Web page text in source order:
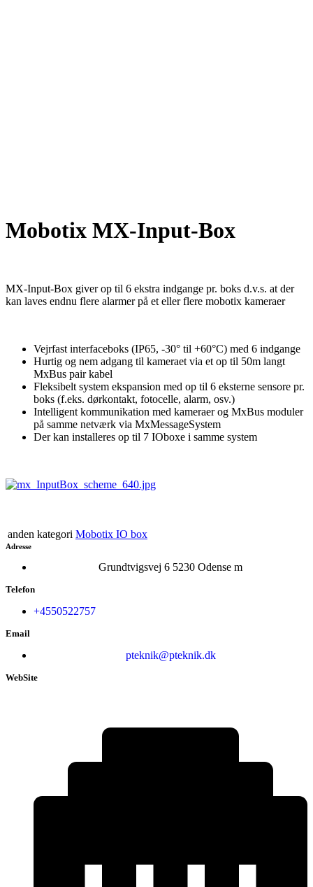
Mobotix MX-Input-Box
MX-Input-Box giver op til 6 ekstra indgange pr. boks d.v.s. at der
kan laves endnu flere alarmer på et eller flere mobotix kameraer
Vejrfast interfaceboks (IP65, -30° til +60°C) med 6 indgange
Hurtig og nem adgang til kameraet via et op til 50m langt
MxBus pair kabel
Fleksibelt system ekspansion med op til 6 eksterne sensore pr.
boks (f.eks. dørkontakt, fotocelle, alarm, osv.)
Intelligent kommunikation med kameraer og MxBus moduler
på samme netværk via MxMessageSystem
Der kan installeres op til 7 IOboxe i samme system
anden kategori Mobotix IO box
Adresse
Grundtvigsvej 6 5230 Odense m
Telefon
+4550522757
Email
pteknik@pteknik.dk
WebSite